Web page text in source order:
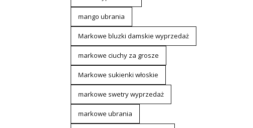
mango ubrania
Markowe bluzki damskie wyprzedaż
markowe ciuchy za grosze
Markowe sukienki włoskie
markowe swetry wyprzedaż
markowe ubrania